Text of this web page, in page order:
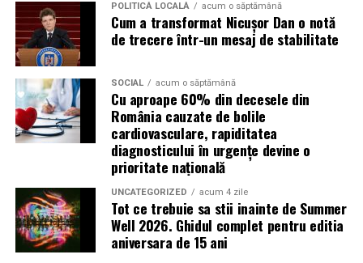
Campaniile de phishing asociate evenimentelor
importante profită de interesul public ridicat, de
presiunea timpului și de teama utilizatorilor că ar putea
pierde o ofertă sau o oportunitate. Mesajele care anunță
ultimele bilete disponibile, acces limitat la o transmisie
sau câștigarea unui premiu pot determina utilizatorii să
reacționeze înainte de a verifica sursa.
Turneul se încheie pe 19 iulie, iar specialiștii anticipează
o intensificare a activității frauduloase în perioada
finalei. Printre cele mai utilizate pretexte se numără
transmisiunile pirat, biletele revândute, pariurile,
tombolele, concursurile și falsele oferte de călătorie.
POLITICĂ LOCALĂ acum o săptămână
Cum a transformat Nicușor Dan o notă
de trecere într-un mesaj de stabilitate
SOCIAL acum o săptămână
Cu aproape 60% din decesele din
România cauzate de bolile
cardiovasculare, rapiditatea
diagnosticului în urgențe devine o
prioritate națională
UNCATEGORIZED acum 4 zile
Tot ce trebuie sa stii inainte de Summer
Well 2026. Ghidul complet pentru editia
aniversara de 15 ani